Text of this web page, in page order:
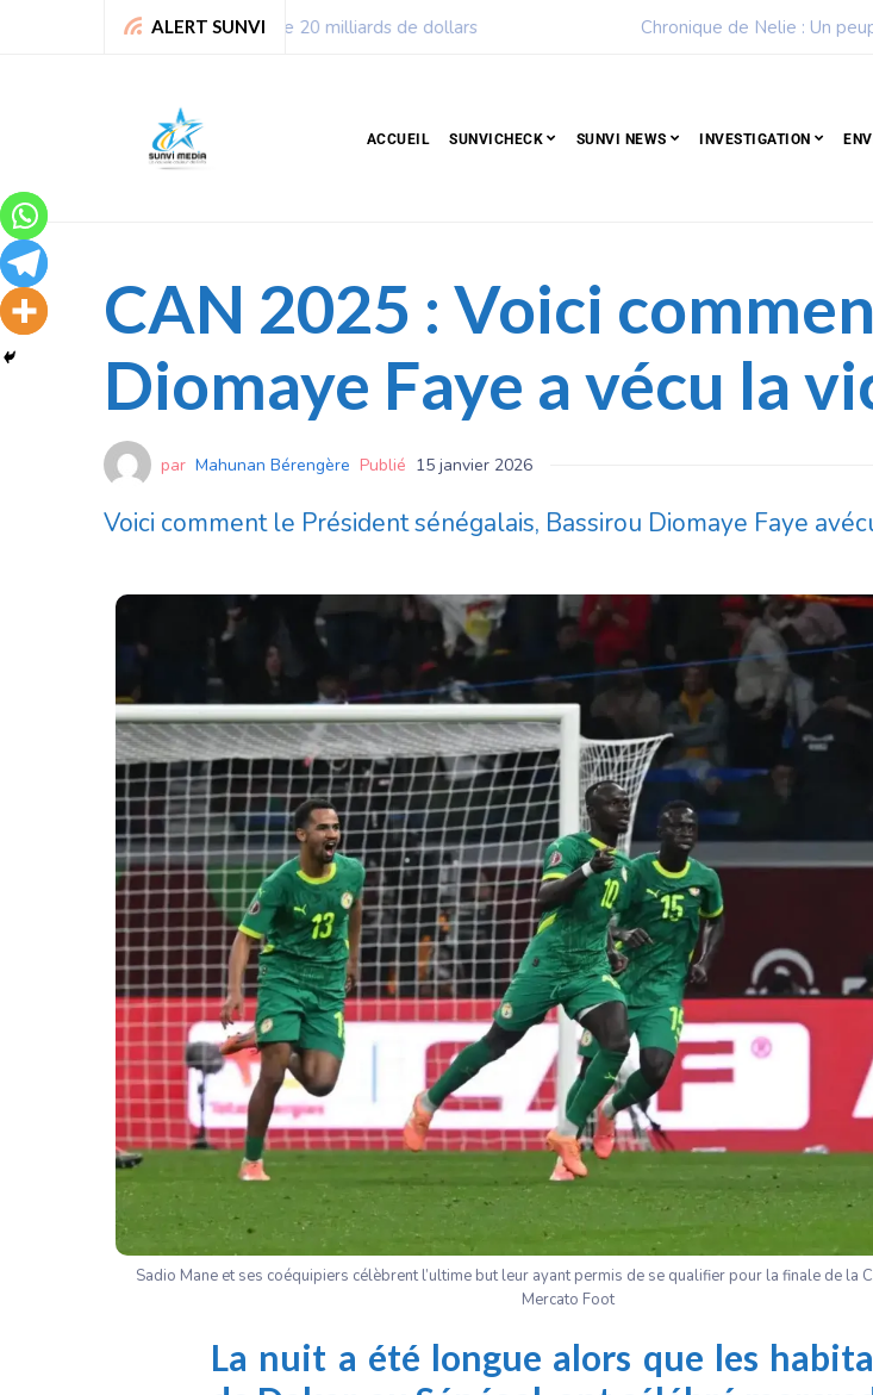
ALERT SUNVI Chronique de Nelie : Un peuple qui résiste est déjà un peuple qui
ACCUEIL SUNVICHECK SUNVI NEWS INVESTIGATION
CAN 2025 : Voici
Diomaye Faye a vécu la
par Mahunan Bérengère Publié 15 janvier 2026
Voici comment le Président sénégalais, Bassirou Diomaye Faye
Sadio Mane et ses coéquipiers célèbrent l’ultime but leur ayant permis de se qualifier pour la finale de la
Mercato Foot
La nuit a été longue alors que les